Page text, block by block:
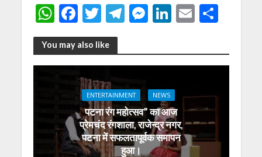
W
h
at
s
p
F
ac
e
b
o
o
k
T
w
itt
er
T
e
gr
a
m
M
ss
e
n
g
er
Li
k
e
dI
n
E
ai
l
S
ar
e
You may also like
ENTERTAINMENT NEWS
पटना रंग महोत्सव” का आज
प्रेमचंद रंगशाला, राजेन्द्र नगर,
पटना में सफलतापूर्वक समापन
हुआ।